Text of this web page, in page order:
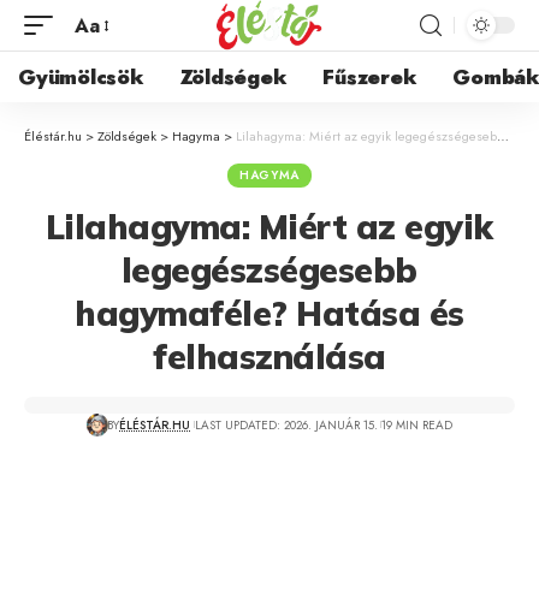
Aa
Gyümölcsök Zöldségek Fűszerek Gombák
Éléstár.hu >Zöldségek > Hagyma > Lilahagyma: Miért az egyik legegészségesebb hagymaféle? Hatása és felhasználása
HAGYMA
Lilahagyma: Miért az egyik
legegészségesebb
hagymaféle? Hatása és
felhasználása
BYÉLÉSTÁR.HU LAST UPDATED: 2026. JANUÁR 15. 19 MIN READ